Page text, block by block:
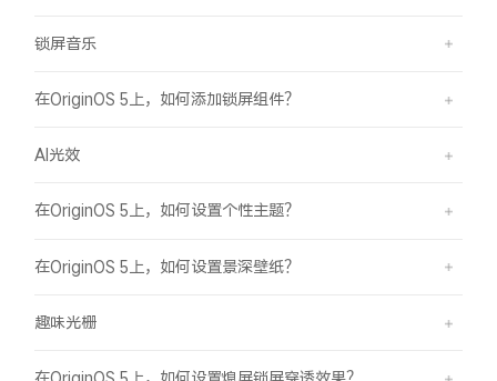
锁屏音乐
在OriginOS 5上，如何添加锁屏组件？
AI光效
在OriginOS 5上，如何设置个性主题？
在OriginOS 5上，如何设置景深壁纸？
趣味光栅